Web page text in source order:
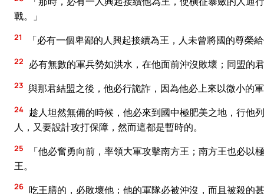
戰。」
21 「必有一個卑鄙的人興起接續為王，人未曾將國的尊榮
22 必有無數的軍兵勢如洪水，在他面前沖沒敗壞；同盟的
23 與那君結盟之後，他必行詭詐，因為他必上來以微小的
24 趁人坦然無備的時候，他必來到國中極肥美之地，行他
人，又要設計攻打保障，然而這都是暫時的。
25
「他必奮勇向前，率領大軍攻擊南方王；南方王也必
王。
26 吃王膳的，必敗壞他；他的軍隊必被沖沒，而且被殺的